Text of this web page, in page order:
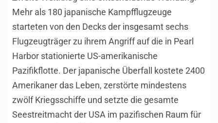
Mehr als 180 japanische Kampfflugzeuge
starteten von den Decks der insgesamt sechs
Flugzeugträger zu ihrem Angriff auf die in Pearl
Harbor stationierte US-amerikanische
Pazifikflotte. Der japanische Überfall kostete 2400
Amerikaner das Leben, zerstörte mindestens
zwölf Kriegsschiffe und setzte die gesamte
Seestreitmacht der USA im pazifischen Raum für